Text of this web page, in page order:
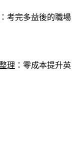
：考完多益後的職場
理 ：零成本提升英